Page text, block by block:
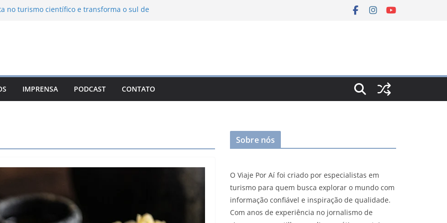
no turismo científico e transforma o sul de
em Campos do Jordão
Nuevo León: o Pueblo Mágico com ruas
e turismo à beira da represa
IMPRENSA PODCAST CONTATO
Sobre nós
O Viaje Por Aí foi criado por especialistas em
turismo para quem busca explorar o mundo com
informação confiável e inspiração de qualidade.
Com anos de experiência no jornalismo de